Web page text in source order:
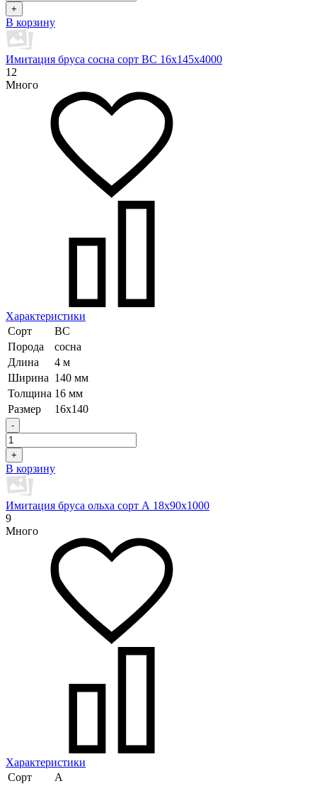
+
В корзину
Имитация бруса сосна сорт BC 16х145х4000
12
Много
Характеристики
Сорт
ВС
Порода
сосна
Длина
4 м
Ширина 140 мм
Толщина 16 мм
Размер
16х140
-
+
В корзину
Имитация бруса ольха сорт А 18х90х1000
9
Много
Характеристики
Сорт
А